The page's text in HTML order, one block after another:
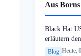
Aus
Black Hat
erläutern
Blog Heute,